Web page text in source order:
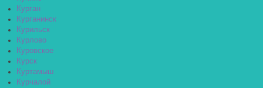
Курган
Курганинск
Курильск
Курлово
Куровское
Курск
Куртамыш
Курчалой